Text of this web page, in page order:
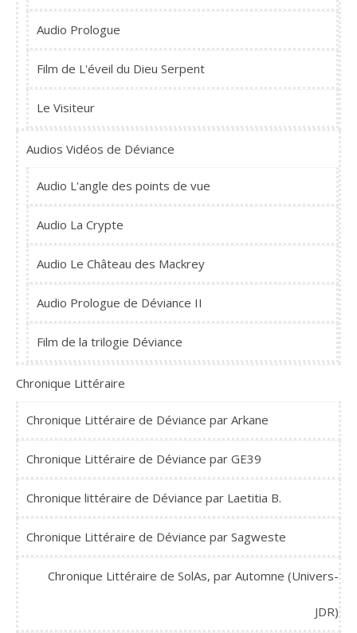
Audio Prologue
Film de L'éveil du Dieu Serpent
Le Visiteur
Audios Vidéos de Déviance
Audio L'angle des points de vue
Audio La Crypte
Audio Le Château des Mackrey
Audio Prologue de Déviance II
Film de la trilogie Déviance
Chronique Littéraire
Chronique Littéraire de Déviance par Arkane
Chronique Littéraire de Déviance par GE39
Chronique littéraire de Déviance par Laetitia B.
Chronique Littéraire de Déviance par Sagweste
Chronique Littéraire de SolAs, par Automne (Univers-
JDR)